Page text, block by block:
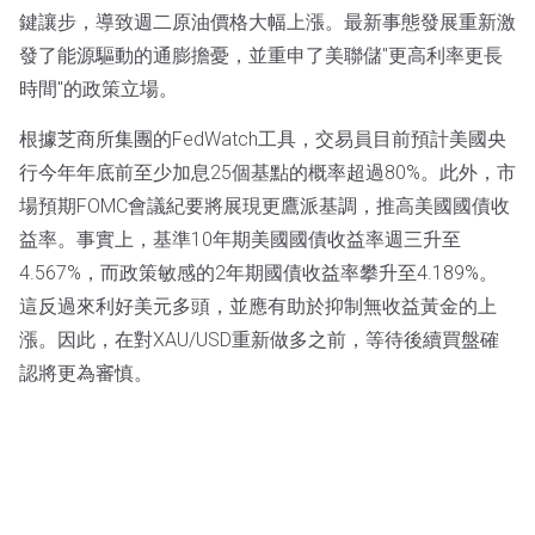
鍵讓步，導致週二原油價格大幅上漲。最新事態發展重新激
發了能源驅動的通膨擔憂，並重申了美聯儲"更高利率更長
時間"的政策立場。
根據芝商所集團的FedWatch工具，交易員目前預計美國央
行今年年底前至少加息25個基點的概率超過80%。此外，市
場預期FOMC會議紀要將展現更鷹派基調，推高美國國債收
益率。事實上，基準10年期美國國債收益率週三升至
4.567%，而政策敏感的2年期國債收益率攀升至4.189%。
這反過來利好美元多頭，並應有助於抑制無收益黃金的上
漲。因此，在對XAU/USD重新做多之前，等待後續買盤確
認將更為審慎。